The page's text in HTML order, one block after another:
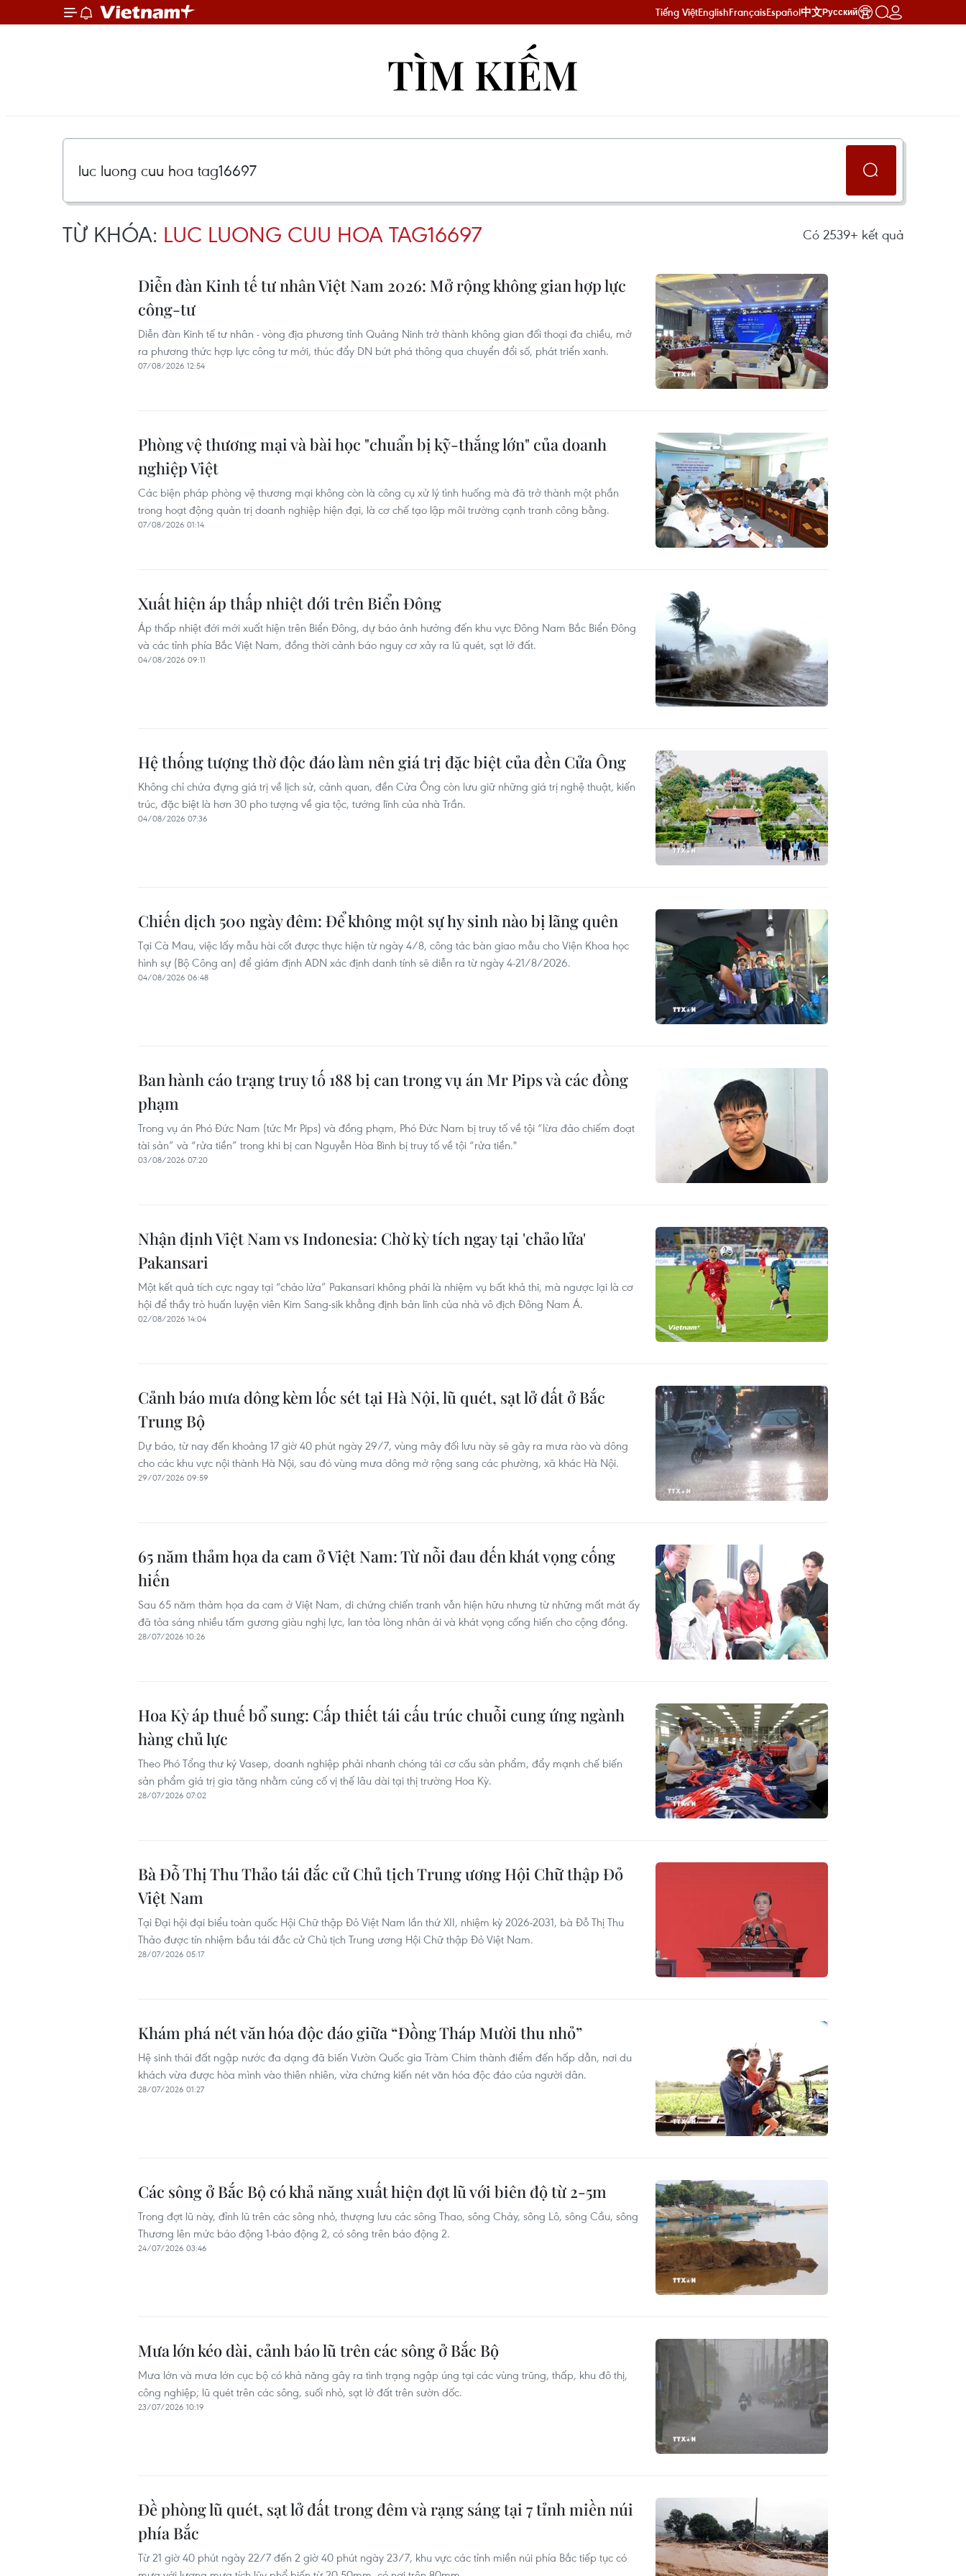
Tiếng ViệtEnglishFrançaisEspañol中文Русский
TÌM KIẾM
TỪ KHÓA: LUC LUONG CUU HOA TAG16697 Có 2539+ kết quả
Diễn đàn Kinh tế tư nhân Việt Nam 2026: Mở rộng không gian hợp lực
công-tư
Diễn đàn Kinh tế tư nhân - vòng địa phương tỉnh Quảng Ninh trở thành không gian đối thoại đa chiều, mở
ra phương thức hợp lực công tư mới, thúc đẩy DN bứt phá thông qua chuyển đổi số, phát triển xanh.
07/08/2026 12:54
Phòng vệ thương mại và bài học "chuẩn bị kỹ-thắng lớn" của doanh
nghiệp Việt
Các biện pháp phòng vệ thương mại không còn là công cụ xử lý tình huống mà đã trở thành một phần
trong hoạt động quản trị doanh nghiệp hiện đại, là cơ chế tạo lập môi trường cạnh tranh công bằng.
07/08/2026 01:14
Xuất hiện áp thấp nhiệt đới trên Biển Đông
Áp thấp nhiệt đới mới xuất hiện trên Biển Đông, dự báo ảnh hưởng đến khu vực Đông Nam Bắc Biển Đông
và các tỉnh phía Bắc Việt Nam, đồng thời cảnh báo nguy cơ xảy ra lũ quét, sạt lở đất.
04/08/2026 09:11
Hệ thống tượng thờ độc đáo làm nên giá trị đặc biệt của đền Cửa Ông
Không chỉ chứa đựng giá trị về lịch sử, cảnh quan, đền Cửa Ông còn lưu giữ những giá trị nghệ thuật, kiến
trúc, đặc biệt là hơn 30 pho tượng về gia tộc, tướng lĩnh của nhà Trần.
04/08/2026 07:36
Chiến dịch 500 ngày đêm: Để không một sự hy sinh nào bị lãng quên
Tại Cà Mau, việc lấy mẫu hài cốt được thực hiện từ ngày 4/8, công tác bàn giao mẫu cho Viện Khoa học
hình sự (Bộ Công an) để giám định ADN xác định danh tính sẽ diễn ra từ ngày 4-21/8/2026.
04/08/2026 06:48
Ban hành cáo trạng truy tố 188 bị can trong vụ án Mr Pips và các đồng
phạm
Trong vụ án Phó Đức Nam (tức Mr Pips) và đồng phạm, Phó Đức Nam bị truy tố về tội “lừa đảo chiếm đoạt
tài sản” và “rửa tiền” trong khi bị can Nguyễn Hòa Bình bị truy tố về tội “rửa tiền."
03/08/2026 07:20
Nhận định Việt Nam vs Indonesia: Chờ kỳ tích ngay tại 'chảo lửa'
Pakansari
Một kết quả tích cực ngay tại “chảo lửa” Pakansari không phải là nhiệm vụ bất khả thi, mà ngược lại là cơ
hội để thầy trò huấn luyện viên Kim Sang-sik khẳng định bản lĩnh của nhà vô địch Đông Nam Á.
02/08/2026 14:04
Cảnh báo mưa dông kèm lốc sét tại Hà Nội, lũ quét, sạt lở đất ở Bắc
Trung Bộ
Dự báo, từ nay đến khoảng 17 giờ 40 phút ngày 29/7, vùng mây đối lưu này sẽ gây ra mưa rào và dông
cho các khu vực nội thành Hà Nội, sau đó vùng mưa dông mở rộng sang các phường, xã khác Hà Nội.
29/07/2026 09:59
65 năm thảm họa da cam ở Việt Nam: Từ nỗi đau đến khát vọng cống
hiến
Sau 65 năm thảm họa da cam ở Việt Nam, di chứng chiến tranh vẫn hiện hữu nhưng từ những mất mát ấy
đã tỏa sáng nhiều tấm gương giàu nghị lực, lan tỏa lòng nhân ái và khát vọng cống hiến cho cộng đồng.
28/07/2026 10:26
Hoa Kỳ áp thuế bổ sung: Cấp thiết tái cấu trúc chuỗi cung ứng ngành
hàng chủ lực
Theo Phó Tổng thư ký Vasep, doanh nghiệp phải nhanh chóng tái cơ cấu sản phẩm, đẩy mạnh chế biến
sản phẩm giá trị gia tăng nhằm củng cố vị thế lâu dài tại thị trường Hoa Kỳ.
28/07/2026 07:02
Bà Đỗ Thị Thu Thảo tái đắc cử Chủ tịch Trung ương Hội Chữ thập Đỏ
Việt Nam
Tại Đại hội đại biểu toàn quốc Hội Chữ thập Đỏ Việt Nam lần thứ XII, nhiệm kỳ 2026-2031, bà Đỗ Thị Thu
Thảo được tín nhiệm bầu tái đắc cử Chủ tịch Trung ương Hội Chữ thập Đỏ Việt Nam.
28/07/2026 05:17
Khám phá nét văn hóa độc đáo giữa “Đồng Tháp Mười thu nhỏ”
Hệ sinh thái đất ngập nước đa dạng đã biến Vườn Quốc gia Tràm Chim thành điểm đến hấp dẫn, nơi du
khách vừa được hòa mình vào thiên nhiên, vừa chứng kiến nét văn hóa độc đáo của người dân.
28/07/2026 01:27
Các sông ở Bắc Bộ có khả năng xuất hiện đợt lũ với biên độ từ 2-5m
Trong đợt lũ này, đỉnh lũ trên các sông nhỏ, thượng lưu các sông Thao, sông Chảy, sông Lô, sông Cầu, sông
Thương lên mức báo động 1-báo động 2, có sông trên báo động 2.
24/07/2026 03:46
Mưa lớn kéo dài, cảnh báo lũ trên các sông ở Bắc Bộ
Mưa lớn và mưa lớn cục bộ có khả năng gây ra tình trạng ngập úng tại các vùng trũng, thấp, khu đô thị,
công nghiệp; lũ quét trên các sông, suối nhỏ, sạt lở đất trên sườn dốc.
23/07/2026 10:19
Đề phòng lũ quét, sạt lở đất trong đêm và rạng sáng tại 7 tỉnh miền núi
phía Bắc
Từ 21 giờ 40 phút ngày 22/7 đến 2 giờ 40 phút ngày 23/7, khu vực các tỉnh miền núi phía Bắc tiếp tục có